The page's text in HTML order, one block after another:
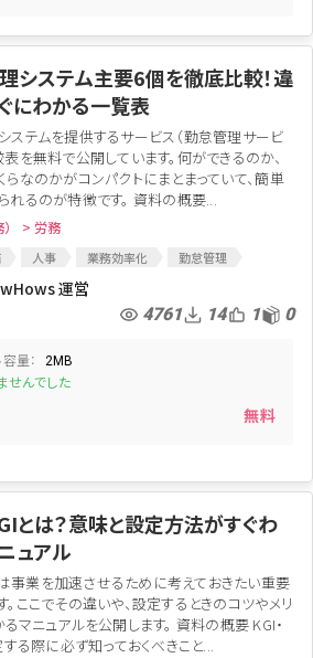
システム主要6個を徹底比較！違
にわかる一覧表
ステムを提供するサービス（勤怠管理サービ
を無料で公開しています。何ができるのか、
らなのかがコンパクトにまとまっていて、簡単
れるのが特徴です。 資料の概要...
> 労務
人事 業務効率化
勤怠管理
理
人事制度
ービス比較
勤怠管理ASP
人事関連
運営
4761 14 1 0
量： 2MB
せんでした
無料
とは？意味と設定方法がすぐわ
ュアル
事業を加速させるために考えておきたい重要
。ここでその違いや、設定するときのコツやメリ
るマニュアルを公開します。 資料の概要 KGI・
る際に必ず知っておくべきこと...